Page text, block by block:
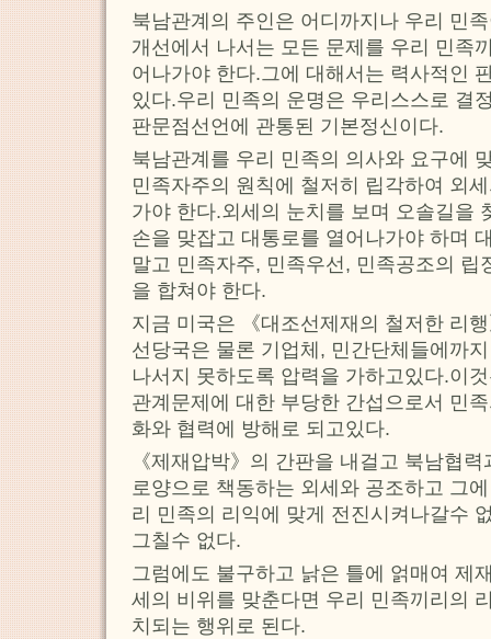
북남관계의 주인은 어디까지나 우리 민
개선에서 나서는 모든 문제를 우리 민족
어나가야 한다.그에 대해서는 력사적인
있다.우리 민족의 운명은 우리스스로 결
판문점선언에 관통된 기본정신이다.
북남관계를 우리 민족의 의사와 요구에
민족자주의 원칙에 철저히 립각하여 외
가야 한다.외세의 눈치를 보며 오솔길을
손을 맞잡고 대통로를 열어나가야 하며
말고 민족자주, 민족우선, 민족공조의 립
을 합쳐야 한다.
지금 미국은 《대조선제재의 철저한 리
선당국은 물론 기업체, 민간단체들에까
나서지 못하도록 압력을 가하고있다.이
관계문제에 대한 부당한 간섭으로서 민
화와 협력에 방해로 되고있다.
《제재압박》의 간판을 내걸고 북남협
로양으로 책동하는 외세와 공조하고 그
리 민족의 리익에 맞게 전진시켜나갈수
그칠수 없다.
그럼에도 불구하고 낡은 틀에 얽매여 제
세의 비위를 맞춘다면 우리 민족끼리의
치되는 행위로 된다.